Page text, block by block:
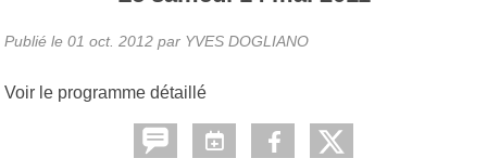
Publié le 01 oct. 2012 par YVES DOGLIANO
Voir le programme détaillé